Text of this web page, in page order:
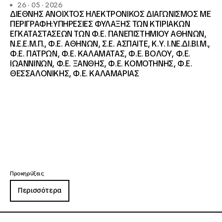
26 · 05 · 2026
ΔΙΕΘΝΗΣ ΑΝΟΙΧΤΟΣ ΗΛΕΚΤΡΟΝΙΚΟΣ ΔΙΑΓΩΝΙΣΜΟΣ ΜΕ
ΠΕΡΙΓΡΑΦΗ:ΥΠΗΡΕΣΙΕΣ ΦΥΛΑΞΗΣ ΤΩΝ ΚΤΙΡΙΑΚΩΝ
ΕΓΚΑΤΑΣΤΑΣΕΩΝ ΤΩΝ Φ.Ε. ΠΑΝΕΠΙΣΤΗΜΙΟΥ ΑΘΗΝΩΝ,
Ν.Ε.Ε.Μ.Π., Φ.Ε. ΑΘΗΝΩΝ, Σ.Ε. ΑΣΠΑΙΤΕ, Κ.Υ. Ι.ΝΕ.ΔΙ.ΒΙ.Μ.,
Φ.Ε. ΠΑΤΡΩΝ, Φ.Ε. ΚΑΛΑΜΑΤΑΣ, Φ.Ε. ΒΟΛΟΥ, Φ.Ε.
ΙΩΑΝΝΙΝΩΝ, Φ.Ε. ΞΑΝΘΗΣ, Φ.Ε. ΚΟΜΟΤΗΝΗΣ, Φ.Ε.
ΘΕΣΣΑΛΟΝΙΚΗΣ, Φ.Ε. ΚΑΛΑΜΑΡΙΑΣ
Προκηρύξεις
Περισσότερα